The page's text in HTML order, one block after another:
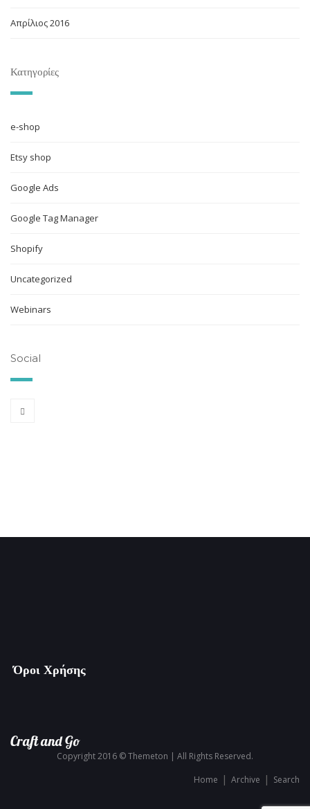
Απρίλιος 2016
Κατηγορίες
e-shop
Etsy shop
Google Ads
Google Tag Manager
Shopify
Uncategorized
Webinars
Social
Όροι Χρήσης
Craft and Go
Copyright 2016 © Themeton | All Rights Reserved.
Home
Archive Search